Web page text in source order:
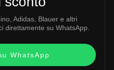
Adidas, Blauer e altri
direttamente su WhatsApp.
WhatsApp